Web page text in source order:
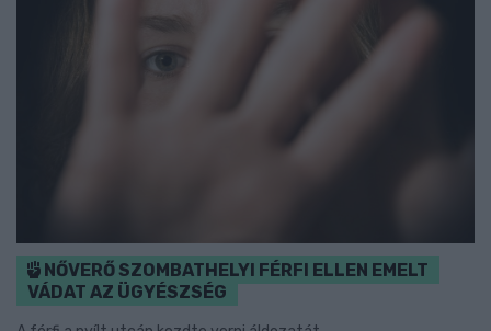
NŐVERŐ SZOMBATHELYI FÉRFI ELLEN EMELT
VÁDAT AZ ÜGYÉSZSÉG